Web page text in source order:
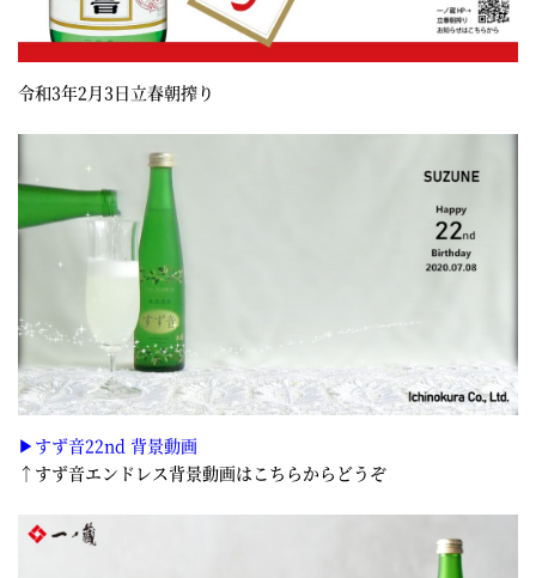
令和3年2月3日立春朝搾り
▶すず音22nd 背景動画
↑すず音エンドレス背景動画はこちらからどうぞ